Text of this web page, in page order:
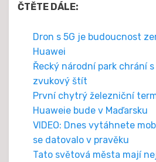
ČTĚTE DÁLE:
Dron s 5G je budoucnost
Huawei
Řecký národní park chrání
zvukový štít
První chytrý železniční
Huaweie bude v Maďarsku
VIDEO: Dnes vytáhnete
se datovalo v pravěku
Tato světová města mají